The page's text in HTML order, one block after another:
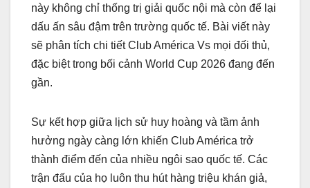
này không chỉ thống trị giải quốc nội mà còn để lại
dấu ấn sâu đậm trên trường quốc tế. Bài viết này
sẽ phân tích chi tiết Club América Vs mọi đối thủ,
đặc biệt trong bối cảnh World Cup 2026 đang đến
gần.
Sự kết hợp giữa lịch sử huy hoàng và tầm ảnh
hưởng ngày càng lớn khiến Club América trở
thành điểm đến của nhiều ngôi sao quốc tế. Các
trận đấu của họ luôn thu hút hàng triệu khán giả,